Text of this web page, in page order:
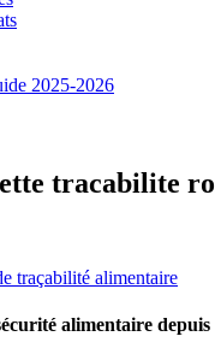
2025-2026
tracabilite
alimentaire depuis